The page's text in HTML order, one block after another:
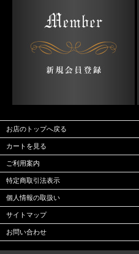
お店のトップへ戻る
カートを見る
ご利用案内
特定商取引法表示
個人情報の取扱い
サイトマップ
お問い合わせ